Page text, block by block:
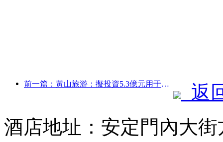
前一篇：黃山旅游：擬投資5.3億元用于酒店改造
返
酒店地址：安定門內大